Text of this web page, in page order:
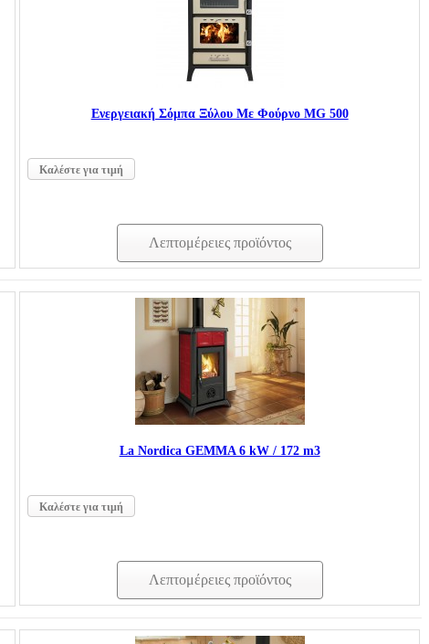
Ενεργειακή Σόμπα Ξύλου Με Φούρνο MG 500
Καλέστε για τιμή
Λεπτομέρειες προϊόντος
La Nordica GEMMA 6 kW / 172 m3
Καλέστε για τιμή
Λεπτομέρειες προϊόντος